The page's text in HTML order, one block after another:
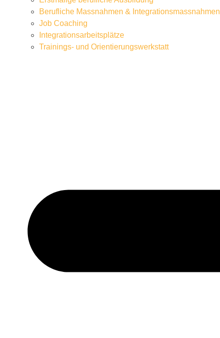
Berufliche Massnahmen & Integrationsmassnahmen
Job Coaching
Integrationsarbeitsplätze
Trainings- und Orientierungswerkstatt